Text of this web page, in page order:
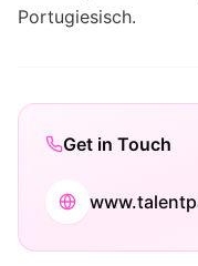
Portugiesisch.
Get in Touch